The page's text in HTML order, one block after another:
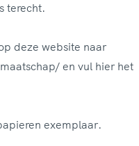
terecht.
deze website naar
en vul hier het
exemplaar.